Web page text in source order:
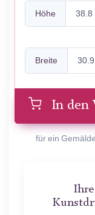
Höhe
Breite
In den
für ein